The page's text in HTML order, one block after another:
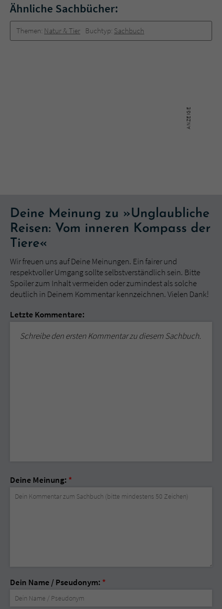
Ähnliche Sachbücher:
Themen: Natur & Tier Buchtyp: Sachbuch
Deine Meinung zu »Unglaubliche
Reisen: Vom inneren Kompass der
Tiere«
Wir freuen uns auf Deine Meinungen. Ein fairer und
respektvoller Umgang sollte selbstverständlich sein. Bitte
Spoiler zum Inhalt vermeiden oder zumindest als solche
deutlich in Deinem Kommentar kennzeichnen. Vielen Dank!
Letzte Kommentare:
Schreibe den ersten Kommentar zu diesem Sachbuch.
Deine Meinung: *
Dein Name / Pseudonym: *